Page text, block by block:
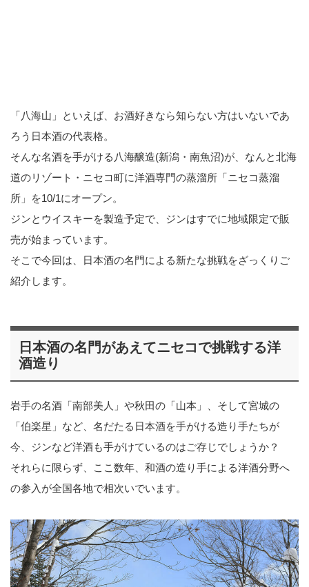
「八海山」といえば、お酒好きなら知らない方はいないであ
ろう日本酒の代表格。
そんな名酒を手がける八海醸造(新潟・南魚沼)が、なんと北海
道のリゾート・ニセコ町に洋酒専門の蒸溜所「ニセコ蒸溜
所」を10/1にオープン。
ジンとウイスキーを製造予定で、ジンはすでに地域限定で販
売が始まっています。
そこで今回は、日本酒の名門による新たな挑戦をざっくりご
紹介します。
日本酒の名門があえてニセコで挑戦する洋
酒造り
岩手の名酒「南部美人」や秋田の「山本」、そして宮城の
「伯楽星」など、名だたる日本酒を手がける造り手たちが
今、ジンなど洋酒も手がけているのはご存じでしょうか？
それらに限らず、ここ数年、和酒の造り手による洋酒分野へ
の参入が全国各地で相次いでいます。